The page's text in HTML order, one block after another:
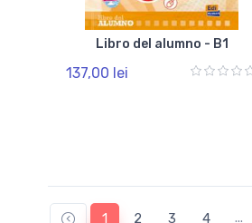
Libro del alumno - B1
137,00 lei
1 2 3 4 ...